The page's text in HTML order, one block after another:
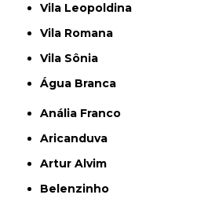
Vila Leopoldina
Vila Romana
Vila Sônia
Água Branca
Anália Franco
Aricanduva
Artur Alvim
Belenzinho